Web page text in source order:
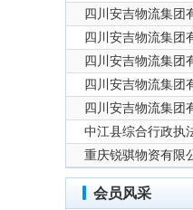
四川安吉物流集团
四川安吉物流集团
四川安吉物流集团
四川安吉物流集团
四川安吉物流集团
中江县综合行政执
采购项目采购更正
重庆锐骐物资有限
会员风采